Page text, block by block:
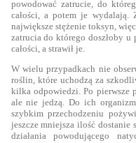
powodować zatrucie, do
całości, a potem je wydalają.
największe stężenie toksyn,
zatrucia do którego doszłoby u
całości, a strawił je.
W wielu przypadkach nie
roślin, które uchodzą za
kilka odpowiedzi. Po pierwsze
ale nie jedzą. Do ich
szybkim przechodzeniu
jeszcze mniejsza ilość
działania powodującego